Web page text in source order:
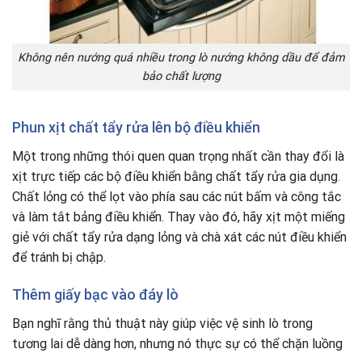
Không nên nướng quá nhiều trong lò nướng không dầu để đảm
bảo chất lượng
Phun xịt chất tẩy rửa lên bộ điều khiển
Một trong những thói quen quan trọng nhất cần thay đổi là
xịt trực tiếp các bộ điều khiển bằng chất tẩy rửa gia dụng.
Chất lỏng có thể lọt vào phía sau các nút bấm và công tắc
và làm tắt bảng điều khiển. Thay vào đó, hãy xịt một miếng
giẻ với chất tẩy rửa dạng lỏng và chà xát các nút điều khiển
để tránh bị chập.
Thêm giấy bạc vào đáy lò
Bạn nghĩ rằng thủ thuật này giúp việc vệ sinh lò trong
tương lai dễ dàng hơn, nhưng nó thực sự có thể chặn luồng